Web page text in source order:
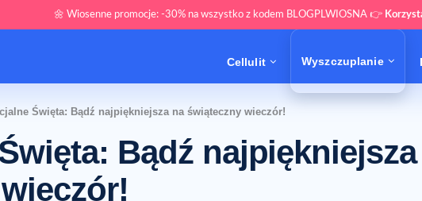
🌼 Wiosenne promocje: -30% na wszystko z kodem BLOGPLWIOSNA 👉
Cellulit Wyszczuplanie
Święta: Bądź najpiękniejsza na świąteczny wieczór!
Bądź najpiękniejsza